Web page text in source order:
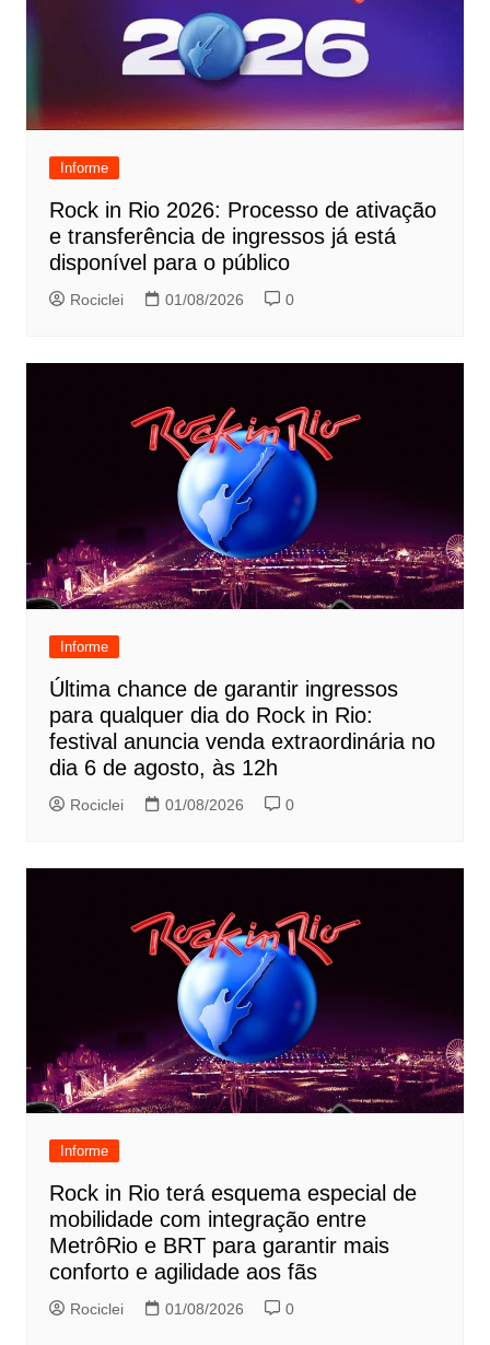
Informe
Rock in Rio 2026: Processo de ativação
e transferência de ingressos já está
disponível para o público
Rociclei 01/08/2026 0
Informe
Última chance de garantir ingressos
para qualquer dia do Rock in Rio:
festival anuncia venda extraordinária no
dia 6 de agosto, às 12h
Rociclei 01/08/2026 0
Informe
Rock in Rio terá esquema especial de
mobilidade com integração entre
MetrôRio e BRT para garantir mais
conforto e agilidade aos fãs
Rociclei 01/08/2026 0